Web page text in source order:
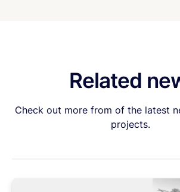
Related
Check out more from of the latest
projects.